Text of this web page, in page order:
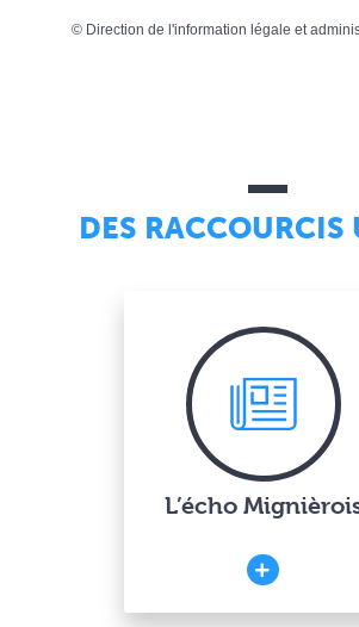
© Direction de l'information légale et
DES RACCOURCIS
L’écho